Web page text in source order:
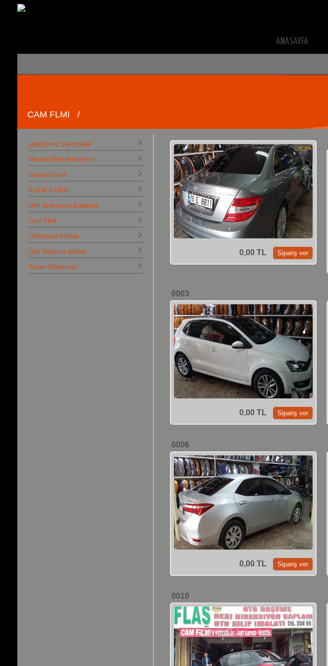
ANASAYFA
CAM FLMI /
yaptığımız çalışmalar
Maunlu Deri direksiyon
Standart kılıf
Koltuk kılıfları
Deri direksiyon Kaplama
Cam Flmi
Direksyon kılıfları
Deri Döşeme antika
Tavan Döşemesi
0,00 TL
0003
0,00 TL
0006
0,00 TL
0010